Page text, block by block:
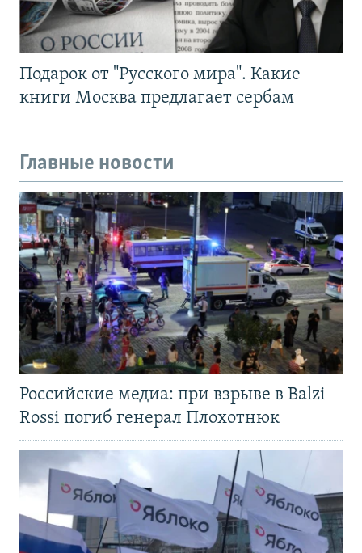
Подарок от "Русского мира". Какие
книги Москва предлагает сербам
Главные новости
Российские медиа: при взрыве в Balzi
Rossi погиб генерал Плохотнюк